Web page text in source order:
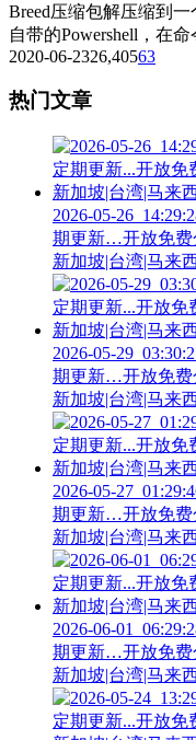
Breed压缩包解压缩到
自带的Powershell，在
2020-06-2326,40563
热门文章
2026-05-
期更新…开放免费
新加坡|台湾|马来
2026-05-
期更新…开放免费
新加坡|台湾|马来
2026-05-
期更新…开放免费
新加坡|台湾|马来
2026-06-
期更新…开放免费
新加坡|台湾|马来